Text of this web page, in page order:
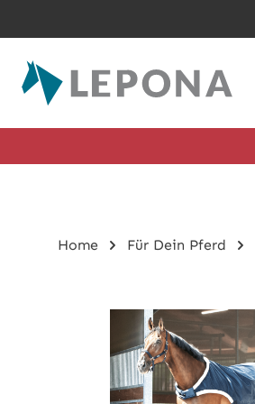
Home Für Dein Pferd
Bildergalerie überspringen